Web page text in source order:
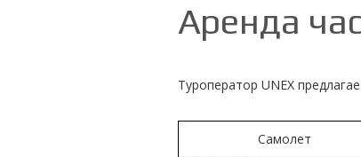
Аренда
Туроператор UNEX
Самолет